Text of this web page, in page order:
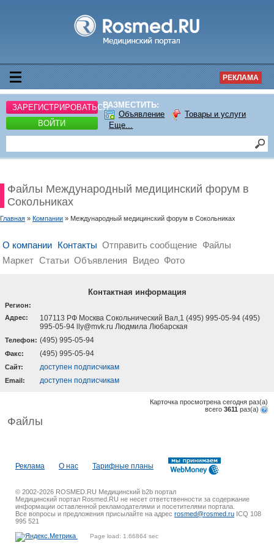
РЕКЛАМА
ЗАРЕГИСТРИРОВАТЬСЯ
ВОЙТИ
РАЗМЕСТИТЬ:
Объявление
Товары и услуги
Еще...
Файлы Международный медицинский форум в
Сокольниках
Главная » Компании » Международный медицинский форум в Сокольниках
О компании Контакты Отправить сообщение Файлы
Маркет Статьи Объявления Видео Фото
Контактная информация
Регион:
Адрес:
107113 РФ Москва Сокольнический Вал,1 (495) 995-05-94 (495)
995-05-94 lly@mvk.ru Людмила Любарская
Телефон: (495) 995-05-94
Факс: (495) 995-05-94
Cайт: доступен подписчикам
Email: доступен подписчикам
Карточка просмотрена сегодня раз(a)
всего 3611 раз(a)
Файлы
Реклама О нас Тарифные планы
© 2002-2026 ROSMED.RU Медицинский b2b портал
Медицинский портал Rosmed.RU не несет ответственности за содержание
информации оставленной рекламодателями и посетителями портала.
Все вопросы и предложения присылайте на адрес rosmed@rosmed.ru ICQ 108
995 521
Page load: 1.66864 sec